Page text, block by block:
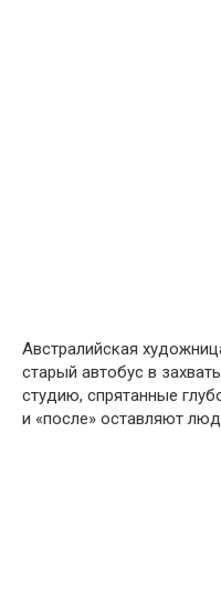
Австралийская
старый автобус в
студию, спрятанные
и «после» оставляют